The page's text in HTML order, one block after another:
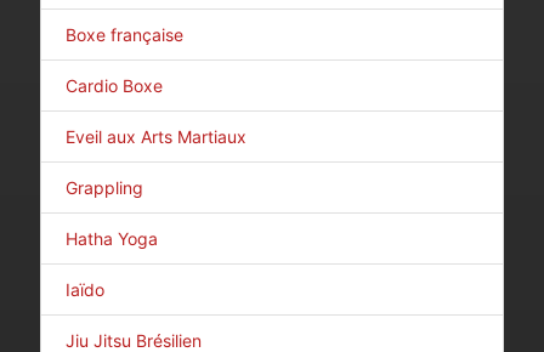
Boxe française
Cardio Boxe
Eveil aux Arts Martiaux
Grappling
Hatha Yoga
Iaïdo
Jiu Jitsu Brésilien